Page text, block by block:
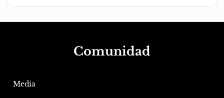
Comunidad
Media